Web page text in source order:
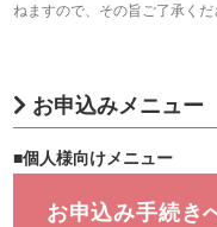
ねますので、その旨ご了承くだ
お申込みメニュー
■個人様向けメニュー
お申込み手続き